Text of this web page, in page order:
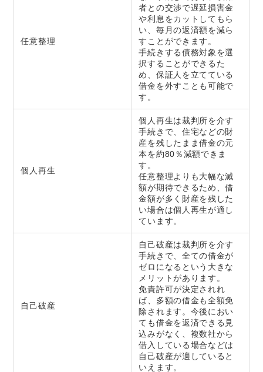
任意整理
者との交渉で遅延損害金
や利息をカットしてもら
い、毎月の返済額を減ら
すことができます。
手続きする債務対象を選
択することができるた
め、保証人を立てている
借金を外すことも可能で
す。
個人再生
個人再生は裁判所を介す
手続きで、住宅などの財
産を残したまま借金の元
本を約80％減額できま
す。
任意整理よりも大幅な減
額が期待できるため、借
金額が多く財産を残した
い場合は個人再生が適し
ています。
自己破産
自己破産は裁判所を介す
手続きで、全ての借金が
ゼロになるという大きな
メリットがあります。
免責許可が決定されれ
ば、多額の借金も全額免
除されます。今後におい
ても借金を返済できる見
込みがなく、複数社から
借入している場合などは
自己破産が適していると
いえます。